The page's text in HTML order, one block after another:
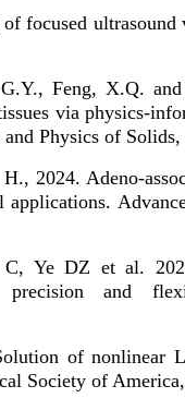
focused
Feng, X.Q. and
via physics-
Physics of Solids,
2024. Adeno-
applications.
Ye DZ et al.
precision and
of nonlinear
Society of America